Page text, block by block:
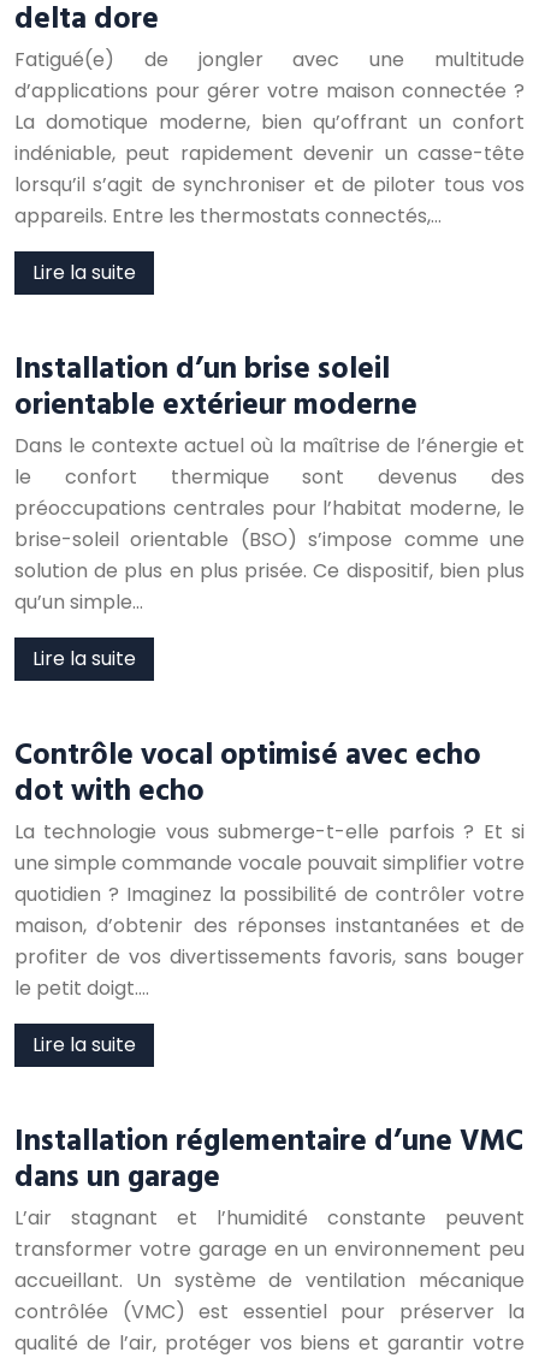
delta dore
Fatigué(e) de jongler avec une multitude
d’applications pour gérer votre maison connectée ?
La domotique moderne, bien qu’offrant un confort
indéniable, peut rapidement devenir un casse-tête
lorsqu’il s’agit de synchroniser et de piloter tous vos
appareils. Entre les thermostats connectés,…
Lire la suite
Installation d’un brise soleil
orientable extérieur moderne
Dans le contexte actuel où la maîtrise de l’énergie et
le confort thermique sont devenus des
préoccupations centrales pour l’habitat moderne, le
brise-soleil orientable (BSO) s’impose comme une
solution de plus en plus prisée. Ce dispositif, bien plus
qu’un simple…
Lire la suite
Contrôle vocal optimisé avec echo
dot with echo
La technologie vous submerge-t-elle parfois ? Et si
une simple commande vocale pouvait simplifier votre
quotidien ? Imaginez la possibilité de contrôler votre
maison, d’obtenir des réponses instantanées et de
profiter de vos divertissements favoris, sans bouger
le petit doigt….
Lire la suite
Installation réglementaire d’une VMC
dans un garage
L’air stagnant et l’humidité constante peuvent
transformer votre garage en un environnement peu
accueillant. Un système de ventilation mécanique
contrôlée (VMC) est essentiel pour préserver la
qualité de l’air, protéger vos biens et garantir votre